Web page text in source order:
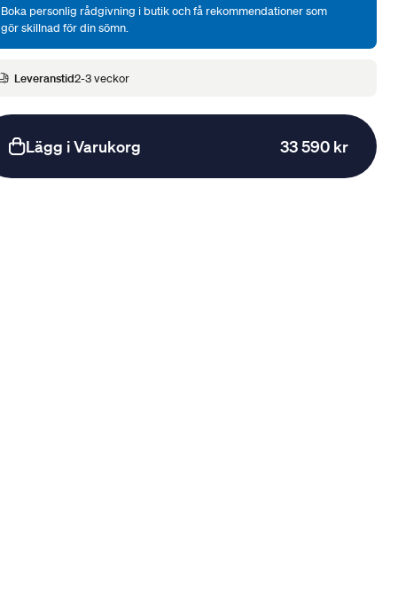
Boka personlig rådgivning i butik och få rekommendationer som
gör skillnad för din sömn.
Leveranstid2-3 veckor
Lägg i Varukorg 33 590 kr